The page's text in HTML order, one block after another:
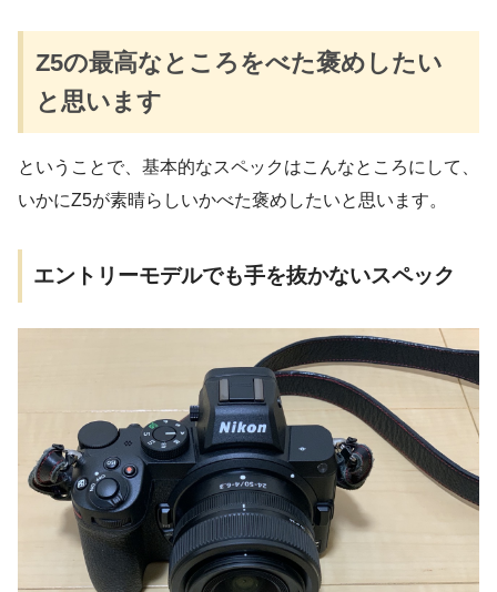
Z5の最高なところをべた褒めしたい
と思います
ということで、基本的なスペックはこんなところにして、
いかにZ5が素晴らしいかべた褒めしたいと思います。
エントリーモデルでも手を抜かないスペック